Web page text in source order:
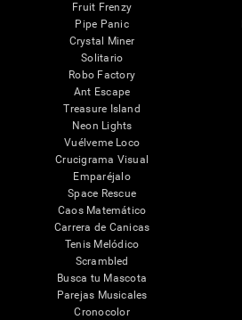
Fruit Frenzy
Pipe Panic
Crystal Miner
Solitario
Robo Factory
Ant Escape
Treasure Island
Neon Lights
Vuélveme Loco
Crucigrama Visual
Emparéjalo
Space Rescue
Caos Matemático
Carrera de Canicas
Tenis Melódico
Scrambled
Busca tu Mascota
Parejas Musicales
Cronocolor